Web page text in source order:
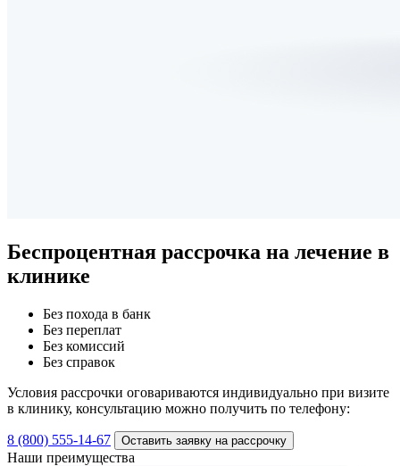
Беспроцентная рассрочка на лечение в
клинике
Без похода в банк
Без переплат
Без комиссий
Без справок
Условия рассрочки оговариваются индивидуально при визите
в клинику, консультацию можно получить по телефону:
8 (800) 555-14-67 Оставить заявку на рассрочку
Наши преимущества